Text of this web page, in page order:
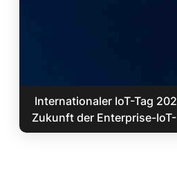
Internationaler IoT-Tag
Zukunft der Enterprise-